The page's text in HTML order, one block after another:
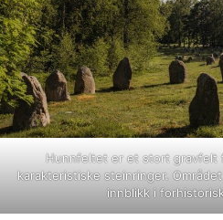
Hunnfeltet er et stort gravfelt
karakteristiske steinringer.
innblikk i